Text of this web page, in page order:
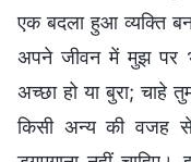
एक बदला हुआ व्यक्ति
अपने जीवन में मुझ पर
अच्छा हो या बुरा; चाहे
किसी अन्य की वजह